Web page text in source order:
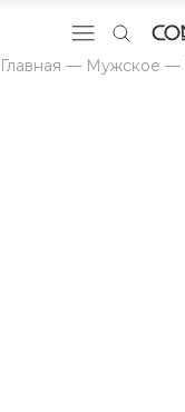
Главная — Мужское —